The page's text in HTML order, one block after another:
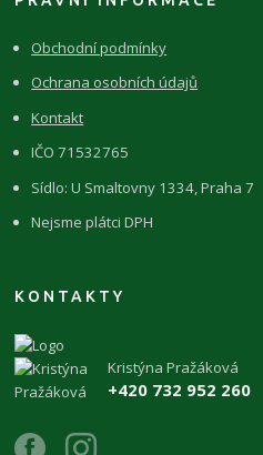
Obchodní podmínky
Ochrana osobních údajů
Kontakt
IČO 71532765
Sídlo: U Smaltovny 1334, Praha 7
Nejsme plátci DPH
KONTAKTY
Kristýna Pražáková
+420 732 952 260